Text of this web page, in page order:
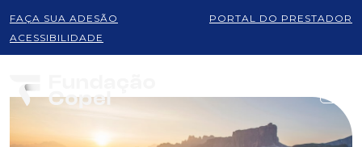
FAÇA SUA ADESÃO
PORTAL DO PRESTADOR
ACESSIBILIDADE